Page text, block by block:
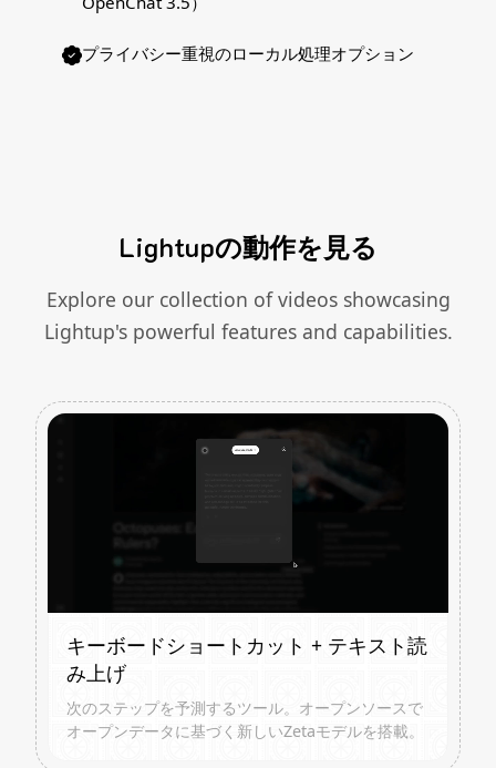
プライバシー重視のローカル処理オプション
Lightupの動作を見る
Explore our collection of videos showcasing
Lightup's powerful features and capabilities.
キーボードショートカット + テキスト読
み上げ
次のステップを予測するツール。オープンソースで
オープンデータに基づく新しいZetaモデルを搭載。